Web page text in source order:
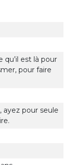
qu’il est là pour
pour faire
ayez pour seule